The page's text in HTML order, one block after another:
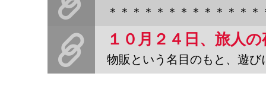
＊＊＊＊＊＊＊＊＊＊＊＊＊＊＊＊＊＊＊＊＊＊＊旅人の夜第4
物販という名目のもと、遊びにいきます。お暇な方はぜひ